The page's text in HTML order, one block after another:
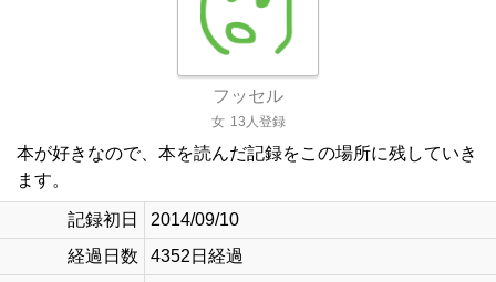
フッセル
女 13人登録
本が好きなので、本を読んだ記録をこの場所に残していき
ます。
記録初日
2014/09/10
経過日数
4352日経過